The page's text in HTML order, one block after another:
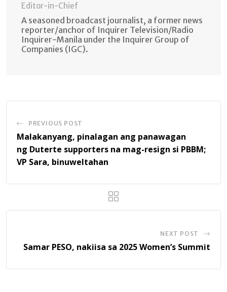
Editor-in-Chief
A seasoned broadcast journalist, a former news
reporter/anchor of Inquirer Television/Radio
Inquirer-Manila under the Inquirer Group of
Companies (IGC).
PREVIOUS POST
Malakanyang, pinalagan ang panawagan
ng Duterte supporters na mag-resign si PBBM;
VP Sara, binuweltahan
NEXT POST
Samar PESO, nakiisa sa 2025 Women’s Summit